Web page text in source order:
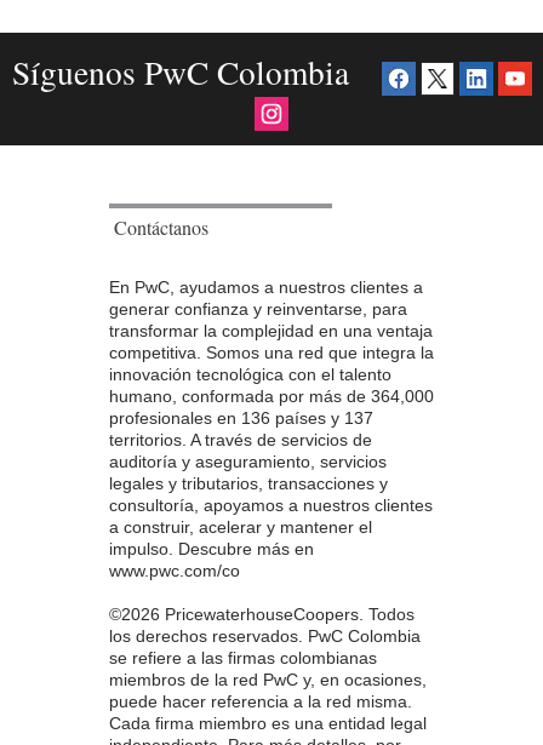
Síguenos PwC Colombia
Contáctanos
En PwC, ayudamos a nuestros clientes a
generar confianza y reinventarse, para
transformar la complejidad en una ventaja
competitiva. Somos una red que integra la
innovación tecnológica con el talento
humano, conformada por más de 364,000
profesionales en 136 países y 137
territorios. A través de servicios de
auditoría y aseguramiento, servicios
legales y tributarios, transacciones y
consultoría, apoyamos a nuestros clientes
a construir, acelerar y mantener el
impulso. Descubre más en
www.pwc.com/co
©2026 PricewaterhouseCoopers. Todos
los derechos reservados. PwC Colombia
se refiere a las firmas colombianas
miembros de la red PwC y, en ocasiones,
puede hacer referencia a la red misma.
Cada firma miembro es una entidad legal